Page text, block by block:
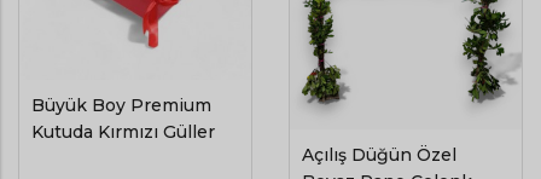
Büyük Boy Premium
Kutuda Kırmızı Güller
Açılış Düğün Özel